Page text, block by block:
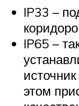
IP33 –
IP65 –
этом